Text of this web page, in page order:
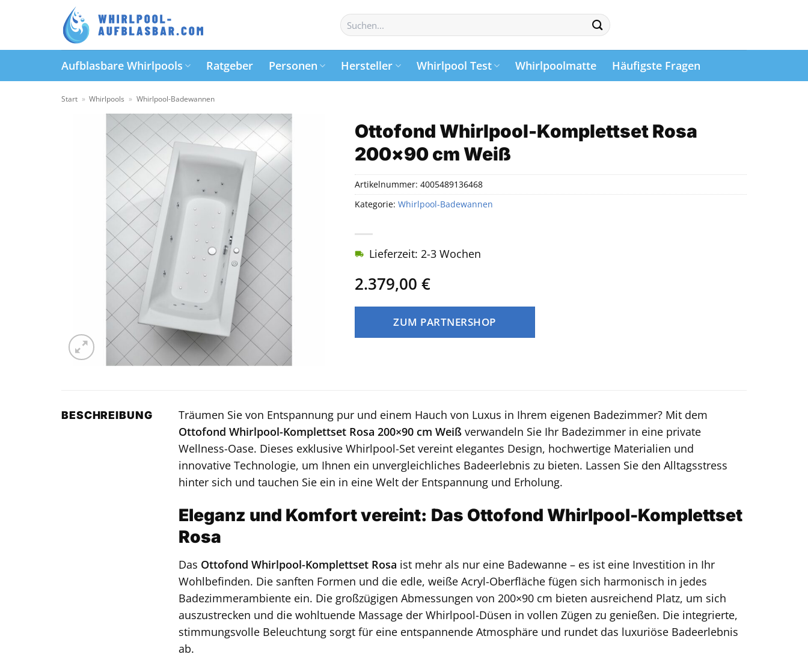
Suchen
nach:
Aufblasbare Whirlpools Ratgeber Personen Hersteller Whirlpool Test Whirlpoolmatte Häufigste Fragen
Start » Whirlpools » Whirlpool-Badewannen
Ottofond Whirlpool-Komplettset Rosa
200×90 cm Weiß
2.379,00 €
Lieferzeit: 2-3 Wochen
ZUM PARTNERSHOP
Artikelnummer: 4005489136468
Kategorie: Whirlpool-Badewannen
BESCHREIBUNG
Träumen Sie von Entspannung pur und einem Hauch von Luxus in Ihrem eigenen Badezimmer? Mit dem
Ottofond Whirlpool-Komplettset Rosa 200×90 cm Weiß verwandeln Sie Ihr Badezimmer in eine private
Wellness-Oase. Dieses exklusive Whirlpool-Set vereint elegantes Design, hochwertige Materialien und
innovative Technologie, um Ihnen ein unvergleichliches Badeerlebnis zu bieten. Lassen Sie den Alltagsstress
hinter sich und tauchen Sie ein in eine Welt der Entspannung und Erholung.
Eleganz und Komfort vereint: Das Ottofond Whirlpool-Komplettset
Rosa
Das Ottofond Whirlpool-Komplettset Rosa ist mehr als nur eine Badewanne – es ist eine Investition in Ihr
Wohlbefinden. Die sanften Formen und die edle, weiße Acryl-Oberfläche fügen sich harmonisch in jedes
Badezimmerambiente ein. Die großzügigen Abmessungen von 200×90 cm bieten ausreichend Platz, um sich
auszustrecken und die wohltuende Massage der Whirlpool-Düsen in vollen Zügen zu genießen. Die integrierte,
stimmungsvolle Beleuchtung sorgt für eine entspannende Atmosphäre und rundet das luxuriöse Badeerlebnis
ab.